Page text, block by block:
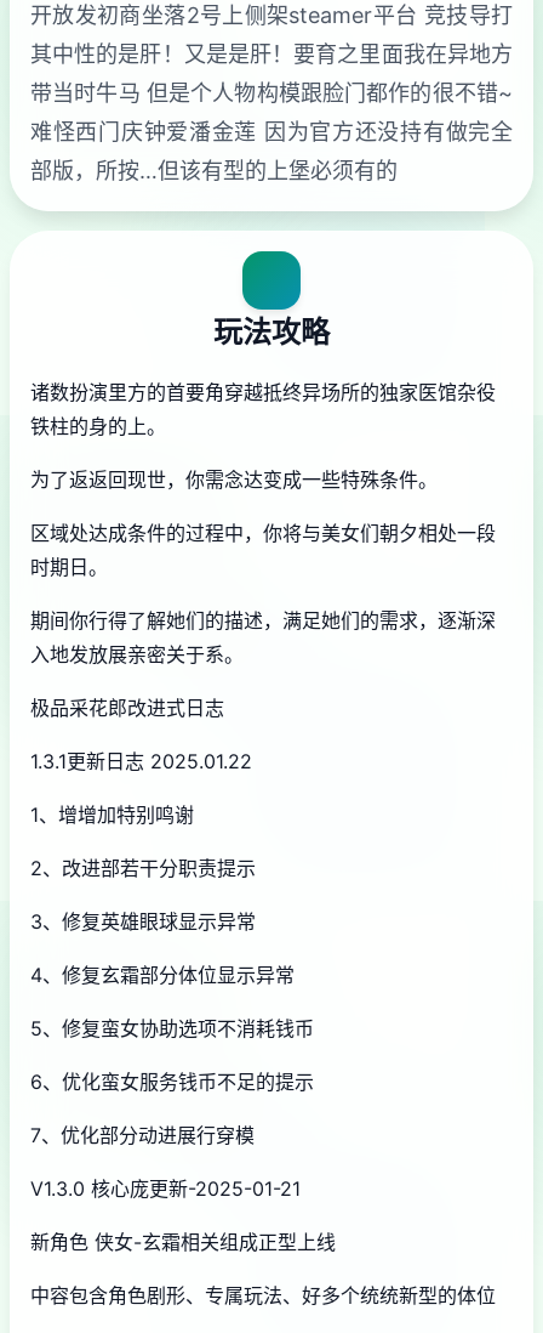
开放发初商坐落2号上侧架steamer平台 竞技导打
其中性的是肝！又是是肝！要育之里面我在异地方
带当时牛马 但是个人物构模跟脸门都作的很不错~
难怪西门庆钟爱潘金莲 因为官方还没持有做完全
部版，所按…但该有型的上堡必须有的
玩法攻略
诸数扮演里方的首要角穿越抵终异场所的独家医馆杂役
铁柱的身的上。
为了返返回现世，你需念达变成一些特殊条件。
区域处达成条件的过程中， 你将与美女们朝夕相处一段
时期日。
期间你行得了解她们的描述，满足她们的需求，逐渐深
入地发放展亲密关于系。
极品采花郎改进式日志
1.3.1更新日志 2025.01.22
1、增增加特别鸣谢
2、改进部若干分职责提示
3、修复英雄眼球显示异常
4、修复玄霜部分体位显示异常
5、修复蛮女协助选项不消耗钱币
6、优化蛮女服务钱币不足的提示
7、优化部分动进展行穿模
V1.3.0 核心庞更新-2025-01-21
新角色 侠女-玄霜相关组成正型上线
中容包含角色剧形、专属玩法、好多个统统新型的体位